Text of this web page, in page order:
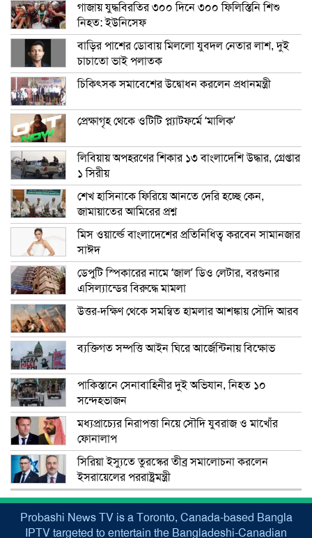
গাজায় যুদ্ধবিরতির ৩০০ দিনে ৩০০ ফিলিস্তিনি শিশু
নিহত: ইউনিসেফ
বাড়ির পাশের ডোবায় মিললো যুবদল নেতার লাশ, দুই
চাচাতো ভাই পলাতক
চিকিৎসক সমাবেশের উদ্বোধন করলেন প্রধানমন্ত্রী
প্রেক্ষাগৃহ থেকে ওটিটি প্ল্যাটফর্মে ‘মালিক’
লিবিয়ায় অপহরণের শিকার ১৩ বাংলাদেশি উদ্ধার, গ্রেপ্তার
১ সিরীয়
শেখ হাসিনাকে ফিরিয়ে আনতে দেরি হচ্ছে কেন,
জামায়াতের আমিরের প্রশ্ন
মিস ওয়ার্ল্ডে বাংলাদেশের প্রতিনিধিত্ব করবেন সামানজার
সাঈদ
ডেপুটি স্পিকারের নামে ‘জাল’ ডিও লেটার, বরগুনার
এসিল্যান্ডের বিরুদ্ধে মামলা
উত্তর-দক্ষিণ থেকে সমন্বিত হামলার আশঙ্কায় সৌদি আরব
ব্যক্তিগত সম্পত্তি আইন ঘিরে আর্জেন্টিনায় বিক্ষোভ
পাকিস্তানে সেনাবাহিনীর দুই অভিযান, নিহত ১০
সন্দেহভাজন
মধ্যপ্রাচ্যের নিরাপত্তা নিয়ে সৌদি যুবরাজ ও মাখোঁর
ফোনালাপ
সিরিয়া ইস্যুতে তুরস্কের তীব্র সমালোচনা করলেন
ইসরায়েলের পররাষ্ট্রমন্ত্রী
Probashi News TV is a Toronto, Canada-based Bangla
IPTV targeted to entertain the Bangladeshi-Canadian